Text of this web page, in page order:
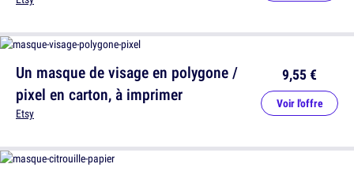
Un masque de visage en polygone /
pixel en carton, à imprimer
Etsy
9,55 €
Voir l'offre